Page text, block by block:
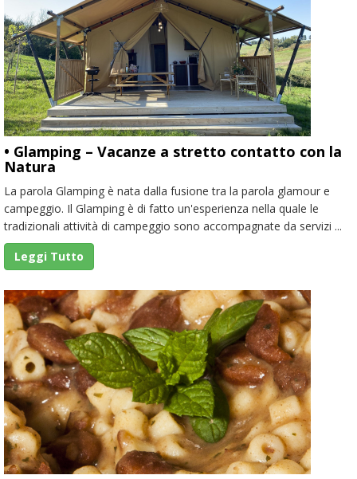
• Glamping – Vacanze a stretto contatto con la
Natura
La parola Glamping è nata dalla fusione tra la parola glamour e
campeggio. Il Glamping è di fatto un'esperienza nella quale le
tradizionali attività di campeggio sono accompagnate da servizi ...
Leggi Tutto